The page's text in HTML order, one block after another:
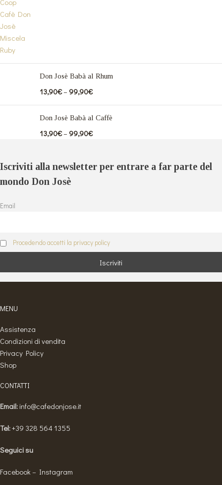
Don Josè Babà al Rhum
13,90€– 99,90€
Don Josè Babà al Caffè
13,90€– 99,90€
Iscriviti alla newsletter per entrare a far parte del
mondo Don Josè
Email
Procedendo accetti la privacy policy
MENU
Assistenza
Condizioni di vendita
Privacy Policy
Shop
CONTATTI
Email: info@cafedonjose.it
Tel:+39 328 564 1355
Seguici su
Facebook – Instagram